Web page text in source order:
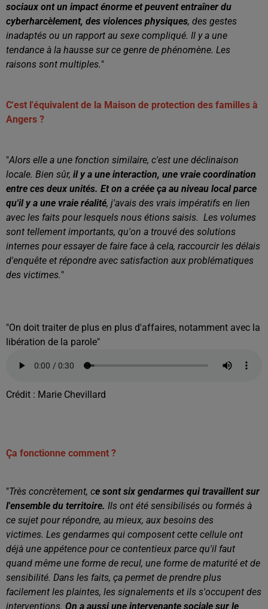
sociaux ont un impact énorme et peuvent entraîner du
cyberharcèlement, des violences physiques, des gestes
inadaptés ou un rapport au sexe compliqué. Il y a une
tendance à la hausse sur ce genre de phénomène. Les
raisons sont multiples."
C'est l'équivalent de la Maison de protection des familles à
Angers ?
"Alors elle a une fonction similaire, c'est une déclinaison
locale. Bien sûr, il y a une interaction, une vraie coordination
entre ces deux unités. Et on a créée ça au niveau local parce
qu'il y a une vraie réalité, j'avais des vrais impératifs en lien
avec les faits pour lesquels nous étions saisis. Les volumes
sont tellement importants, qu'on a trouvé des solutions
internes pour essayer de faire face à cela, raccourcir les délais
d'enquête et répondre avec satisfaction aux problématiques
des victimes."
"On doit traiter de plus en plus d'affaires, notamment avec la
libération de la parole"
Crédit : Marie Chevillard
Ça fonctionne comment ?
"Très concrètement, ce sont six gendarmes qui travaillent sur
l'ensemble du territoire. Ils ont été sensibilisés ou formés à
ce sujet pour répondre, au mieux, aux besoins des
victimes. Les gendarmes qui composent cette cellule ont
déjà une appétence pour ce contentieux parce qu'il faut
quand même une forme de recul, une forme de maturité et de
sensibilité. Dans les faits, ça permet de prendre plus
facilement les plaintes, les signalements et ils s'occupent des
interventions. On a aussi une intervenante sociale sur le